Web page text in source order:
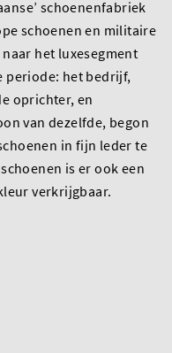
schoenenfabriek
schoenen en militaire
het luxesegment
periode: het bedrijf,
oprichter, en
van dezelfde, begon
in fijn leder te
is er ook een
verkrijgbaar.